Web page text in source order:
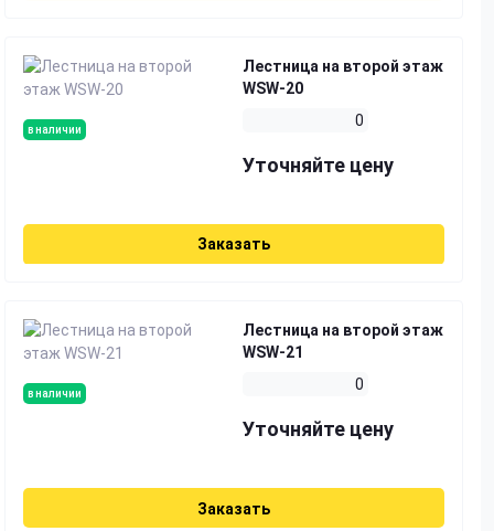
в наличии
Лестница на второй этаж
WSW-20
0
Уточняйте цену
Заказать
в наличии
Лестница на второй этаж
WSW-21
0
Уточняйте цену
Заказать